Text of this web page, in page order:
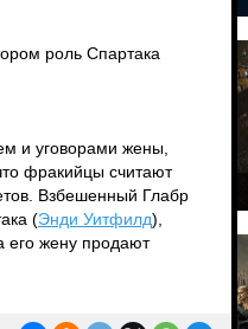
роль Спартака
и уговорами жены,
фракийцы считают
Взбешенный Глабр
(Энди Уитфилд),
его жену продают